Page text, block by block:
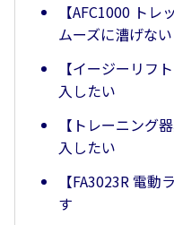
【AFC1000 ト
ムーズに漕げない
【イージーリフ
入したい
【トレーニング
入したい
【FA3023R 電
す